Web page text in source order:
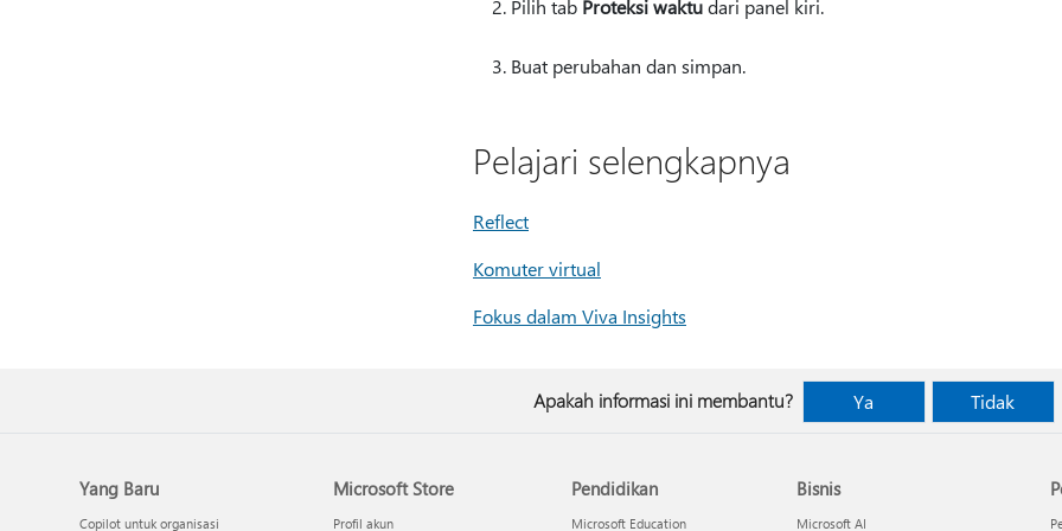
Pilih tab Proteksi waktudari panel kiri.
Buat perubahan dan simpan.
Pelajari selengkapnya
Reflect
Komuter virtual
Fokus dalam Viva Insights
Apakah informasi ini membantu? Ya Tidak
Yang Baru
Copilot untuk organisasi
Microsoft Store
Profil akun
Pendidikan
Microsoft Education
Bisnis
Microsoft AI